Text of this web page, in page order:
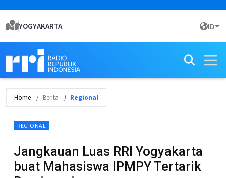
YOGYAKARTA ID
Home Berita Regional
REGIONAL
Jangkauan Luas RRI Yogyakarta
buat Mahasiswa IPMPY Tertarik